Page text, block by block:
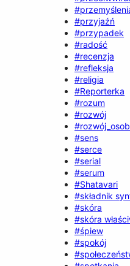
#przyjaźń
#przypadek
#radość
#recenzja
#refleksja
#religia
#Reporterka
#rozum
#rozwój
#sens
#serce
#serial
#serum
#Shatavari
#składnik
#skóra
#skóra
#śpiew
#spokój